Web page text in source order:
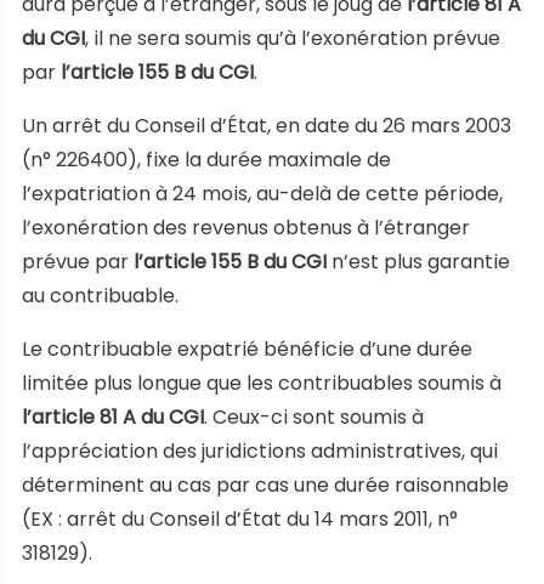
du CGI, il ne sera soumis qu’à l’exonération prévue
par l’article 155 B du CGI.
Un arrêt du Conseil d’État, en date du 26 mars 2003
(n° 226400), fixe la durée maximale de
l’expatriation à 24 mois, au-delà de cette période,
l’exonération des revenus obtenus à l’étranger
prévue par l’article 155 B du CGI n’est plus garantie
au contribuable.
Le contribuable expatrié bénéficie d’une durée
limitée plus longue que les contribuables soumis à
l’article 81 A du CGI. Ceux-ci sont soumis à
l’appréciation des juridictions administratives, qui
déterminent au cas par cas une durée raisonnable
(EX : arrêt du Conseil d’État du 14 mars 2011, n°
318129).